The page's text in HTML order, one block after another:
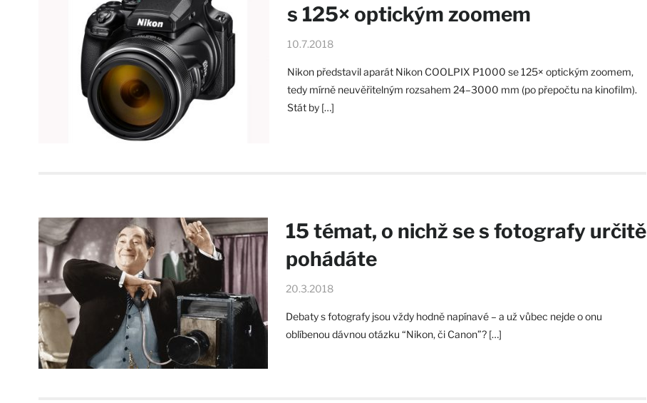
s 125× optickým zoomem
10.7.2018
Nikon představil aparát Nikon COOLPIX P1000 se 125× optickým zoomem,
tedy mírně neuvěřitelným rozsahem 24–3000 mm (po přepočtu na kinofilm).
Stát by […]
15 témat, o nichž se s fotografy určitě
pohádáte
20.3.2018
Debaty s fotografy jsou vždy hodně napínavé – a už vůbec nejde o onu
oblíbenou dávnou otázku “Nikon, či Canon”? […]